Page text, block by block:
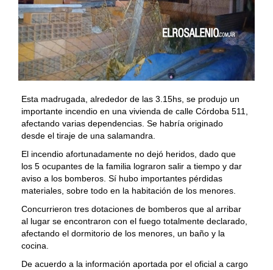
Esta madrugada, alrededor de las 3.15hs, se produjo un
importante incendio en una vivienda de calle Córdoba 511,
afectando varias dependencias. Se habría originado
desde el tiraje de una salamandra.
El incendio afortunadamente no dejó heridos, dado que
los 5 ocupantes de la familia lograron salir a tiempo y dar
aviso a los bomberos. Sí hubo importantes pérdidas
materiales, sobre todo en la habitación de los menores.
Concurrieron tres dotaciones de bomberos que al arribar
al lugar se encontraron con el fuego totalmente declarado,
afectando el dormitorio de los menores, un baño y la
cocina.
De acuerdo a la información aportada por el oficial a cargo